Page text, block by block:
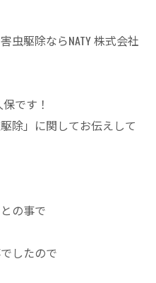
虫駆除ならNATY 株式会社
です！
除」に関してお伝えして
の事で
したので